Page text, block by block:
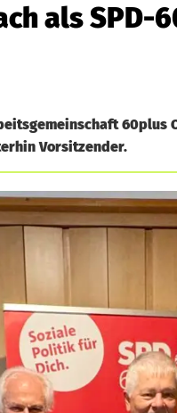
als SPD-
Vorsitzender.